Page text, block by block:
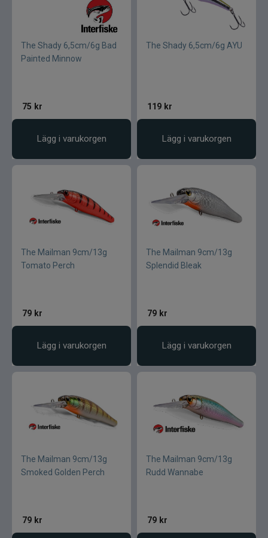
The Shady 6,5cm/6g Bad
Painted Minnow
75 kr
Lägg i varukorgen
The Shady 6,5cm/6g AYU
119 kr
Lägg i varukorgen
The Mailman 9cm/13g
Tomato Perch
79 kr
Lägg i varukorgen
The Mailman 9cm/13g
Splendid Bleak
79 kr
Lägg i varukorgen
The Mailman 9cm/13g
Smoked Golden Perch
79 kr
The Mailman 9cm/13g
Rudd Wannabe
79 kr